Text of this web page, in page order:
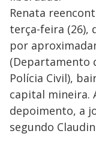
Renata
terça-feira (26),
por
(Departamento
Polícia Civil),
capital mineira.
depoimento, a
segundo